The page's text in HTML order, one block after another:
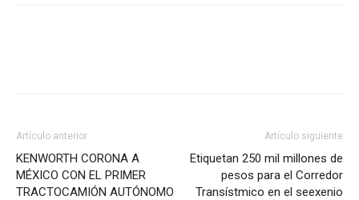
Artículo anterior
KENWORTH CORONA A
MÉXICO CON EL PRIMER
TRACTOCAMIÓN AUTÓNOMO
Artículo siguiente
Etiquetan 250 mil millones de
pesos para el Corredor
Transístmico en el seexenio